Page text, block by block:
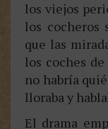
los viejos
los cocheros
que las
los coches
no habría
lloraba y
El drama